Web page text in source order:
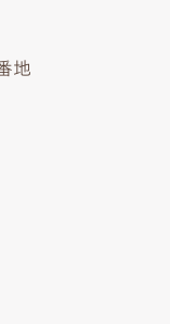
地